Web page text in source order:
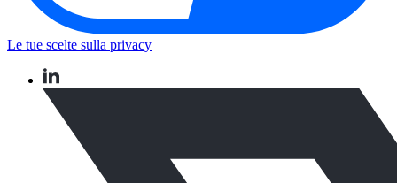
Le tue scelte sulla privacy